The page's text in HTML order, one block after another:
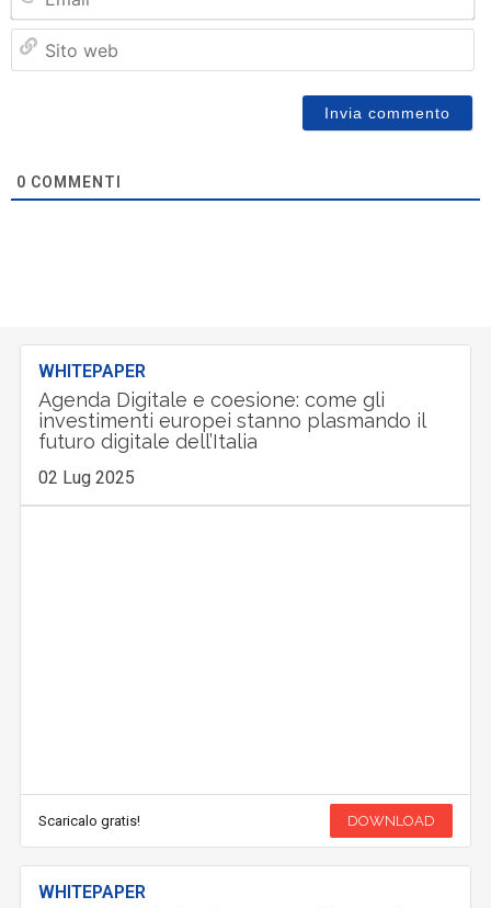
0 COMMENTI
WHITEPAPER
Agenda Digitale e coesione: come gli
investimenti europei stanno plasmando il
futuro digitale dell’Italia
02 Lug 2025
Scaricalo gratis! DOWNLOAD
WHITEPAPER